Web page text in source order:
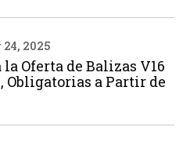
24, 2025
la Oferta de Balizas V16
Obligatorias a Partir de